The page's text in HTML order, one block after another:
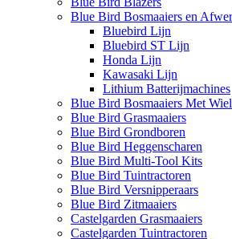
Blue Bird Bosmaaiers en
Bluebird Lijn
Bluebird ST Lijn
Honda Lijn
Kawasaki Lijn
Lithium Batterijmachines
Blue Bird Bosmaaiers Met
Blue Bird Grasmaaiers
Blue Bird Grondboren
Blue Bird Heggenscharen
Blue Bird Multi-Tool Kits
Blue Bird Tuintractoren
Blue Bird Versnipperaars
Blue Bird Zitmaaiers
Castelgarden Grasmaaiers
Castelgarden Tuintractoren